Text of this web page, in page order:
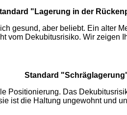
"Lagerung in der
gesund, aber beliebt. Ein alter
vom Dekubitusrisiko. Wir
Standard
Positionierung. Das
ist die Haltung ungewohnt und